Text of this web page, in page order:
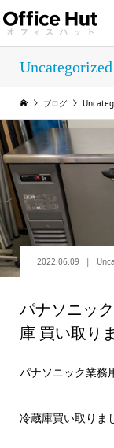
Uncategorized
ブログ
2022.06.09
パナソニッ
庫 買い取り
パナソニック業務
冷蔵庫買い取りま